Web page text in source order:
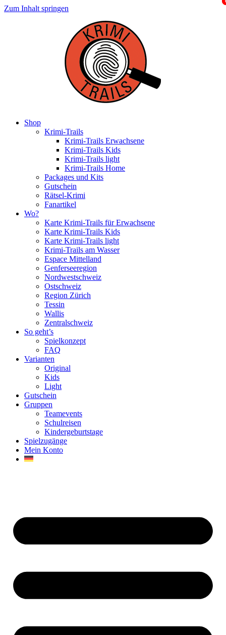
Zum Inhalt springen
Shop
Krimi-Trails
Krimi-Trails Erwachsene
Krimi-Trails Kids
Krimi-Trails light
Krimi-Trails Home
Packages und Kits
Gutschein
Rätsel-Krimi
Fanartikel
Wo?
Karte Krimi-Trails für Erwachsene
Karte Krimi-Trails Kids
Karte Krimi-Trails light
Krimi-Trails am Wasser
Espace Mittelland
Genferseeregion
Nordwestschweiz
Ostschweiz
Region Zürich
Tessin
Wallis
Zentralschweiz
So geht’s
Spielkonzept
FAQ
Varianten
Original
Kids
Light
Gutschein
Gruppen
Teamevents
Schulreisen
Kindergeburtstage
Spielzugänge
Mein Konto